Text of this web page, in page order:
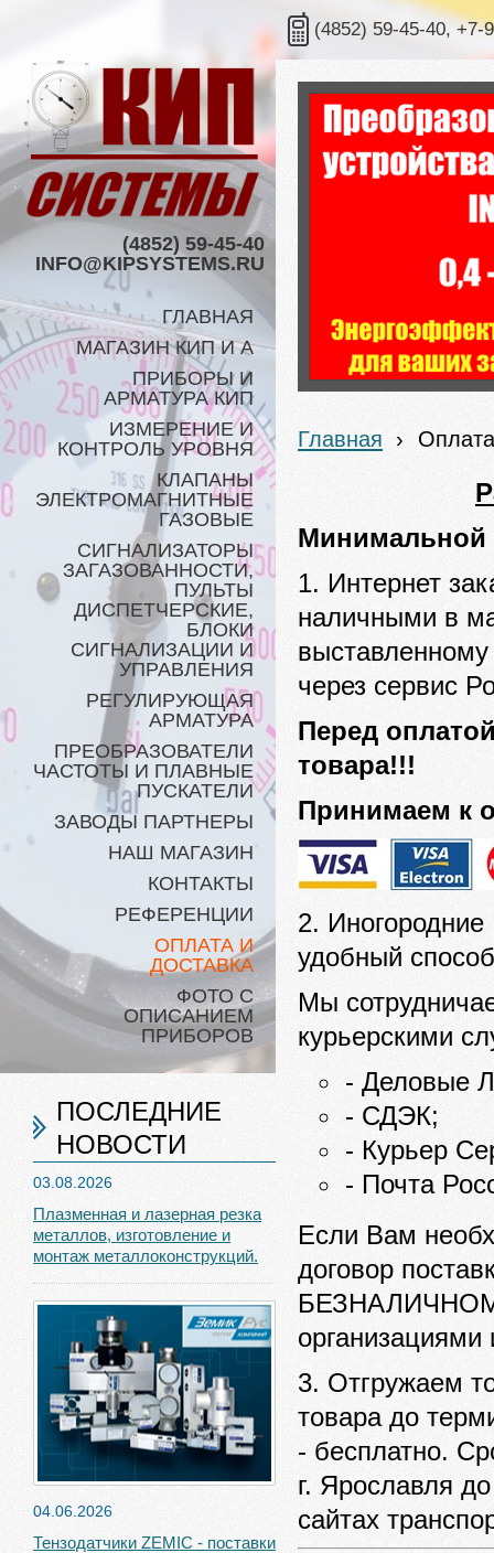
(4852) 59-45-40, +7-
(4852) 59-45-40
INFO@KIPSYSTEMS.RU
ГЛАВНАЯ
МАГАЗИН КИП И А
ПРИБОРЫ И
АРМАТУРА КИП
ИЗМЕРЕНИЕ И
КОНТРОЛЬ УРОВНЯ
КЛАПАНЫ
ЭЛЕКТРОМАГНИТНЫЕ
ГАЗОВЫЕ
СИГНАЛИЗАТОРЫ
ЗАГАЗОВАННОСТИ,
ПУЛЬТЫ
ДИСПЕТЧЕРСКИЕ,
БЛОКИ
СИГНАЛИЗАЦИИ И
УПРАВЛЕНИЯ
РЕГУЛИРУЮЩАЯ
АРМАТУРА
ПРЕОБРАЗОВАТЕЛИ
ЧАСТОТЫ И ПЛАВНЫЕ
ПУСКАТЕЛИ
ЗАВОДЫ ПАРТНЕРЫ
НАШ МАГАЗИН
КОНТАКТЫ
РЕФЕРЕНЦИИ
ОПЛАТА И
ДОСТАВКА
ФОТО С
ОПИСАНИЕМ
ПРИБОРОВ
ПОСЛЕДНИЕ
НОВОСТИ
03.08.2026
Плазменная и лазерная резка
металлов, изготовление и
монтаж металлоконструкций.
04.06.2026
Тензодатчики ZEMIC - поставки
Главная ›
Минимальной
1. Интернет
наличными в
через сервис
Перед
товара!!!
Принимаем к
2.
удобный
Мы
курьерскими
- Деловые
- СДЭК;
- Курьер
- Почта
Если Вам
договор
3. Отгружаем
товара до
- бесплатно.
г. Ярославля
сайтах